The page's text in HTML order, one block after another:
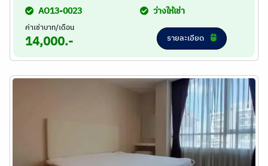
AO13-0023 ว่างให้เช่า
ค่าเช่าบาท/เดือน
14,000.- รายละเอียด